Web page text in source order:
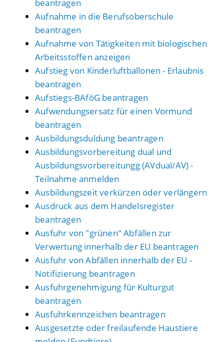
beantragen
Aufnahme in die Berufsoberschule
beantragen
Aufnahme von Tätigkeiten mit biologischen
Arbeitsstoffen anzeigen
Aufstieg von Kinderluftballonen - Erlaubnis
beantragen
Aufstiegs-BAföG beantragen
Aufwendungsersatz für einen Vormund
beantragen
Ausbildungsduldung beantragen
Ausbildungsvorbereitung dual und
Ausbildungsvorbereitungg (AVdual/AV) -
Teilnahme anmelden
Ausbildungszeit verkürzen oder verlängern
Ausdruck aus dem Handelsregister
beantragen
Ausfuhr von "grünen" Abfällen zur
Verwertung innerhalb der EU beantragen
Ausfuhr von Abfällen innerhalb der EU -
Notifizierung beantragen
Ausfuhrgenehmigung für Kulturgut
beantragen
Ausfuhrkennzeichen beantragen
Ausgesetzte oder freilaufende Haustiere